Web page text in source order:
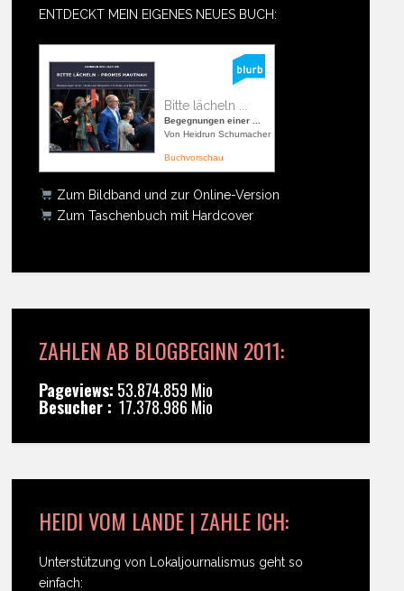
ENTDECKT MEIN EIGENES NEUES BUCH:
Bitte lächeln ...
Begegnungen einer ...
Von Heidrun Schumacher
Buchvorschau
Zum Bildband und zur Online-Version
Zum Taschenbuch mit Hardcover
ZAHLEN AB BLOGBEGINN 2011:
Pageviews: 53.874.859 Mio
Besucher : 17.378.986 Mio
HEIDI VOM LANDE | ZAHLE ICH:
Unterstützung von Lokaljournalismus geht so
einfach: